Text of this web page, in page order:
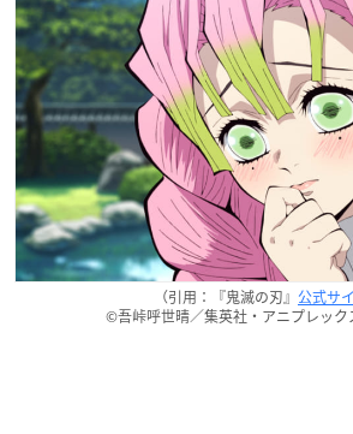
（引用：『鬼滅の刃』 公式サ
©吾峠呼世晴／集英社・アニプレッ